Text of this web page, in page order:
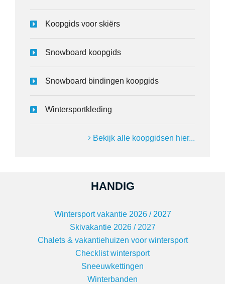
Koopgids voor skiërs
Snowboard koopgids
Snowboard bindingen koopgids
Wintersportkleding
Bekijk alle koopgidsen hier...
HANDIG
Wintersport vakantie 2026 / 2027
Skivakantie 2026 / 2027
Chalets & vakantiehuizen voor wintersport
Checklist wintersport
Sneeuwkettingen
Winterbanden